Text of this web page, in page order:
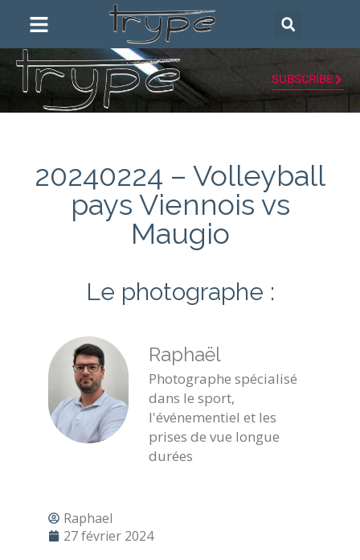
SUBSCRIBE
20240224 – Volleyball
pays Viennois vs
Maugio
Le photographe :
Raphaël
Photographe spécialisé
dans le sport,
l'événementiel et les
prises de vue longue
durées
Raphael
27 février 2024